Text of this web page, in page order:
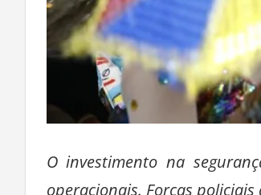
O investimento na